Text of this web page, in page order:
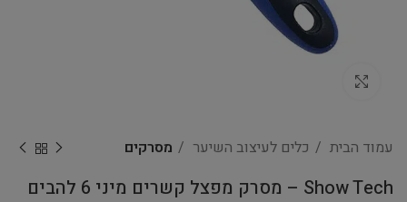
עמוד הבית כלים לעיצוב השיער מסרקים
Show Tech – מסרק מפצל קשרים מיני 6 להבים